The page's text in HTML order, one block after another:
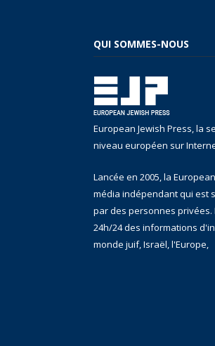
QUI SOMMES-NOUS
European Jewish Press, la
niveau européen sur
Lancée en 2005, la
média indépendant qui est
par des personnes privées.
24h/24 des informations
monde juif, Israël, l'Europe,